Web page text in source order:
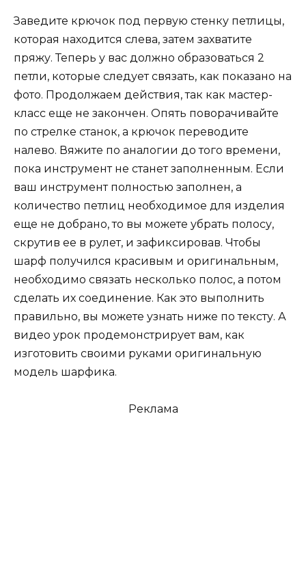
Заведите крючок под первую стенку петлицы,
которая находится слева, затем захватите
пряжу. Теперь у вас должно образоваться 2
петли, которые следует связать, как показано на
фото. Продолжаем действия, так как мастер-
класс еще не закончен. Опять поворачивайте
по стрелке станок, а крючок переводите
налево. Вяжите по аналогии до того времени,
пока инструмент не станет заполненным. Если
ваш инструмент полностью заполнен, а
количество петлиц необходимое для изделия
еще не добрано, то вы можете убрать полосу,
скрутив ее в рулет, и зафиксировав. Чтобы
шарф получился красивым и оригинальным,
необходимо связать несколько полос, а потом
сделать их соединение. Как это выполнить
правильно, вы можете узнать ниже по тексту. А
видео урок продемонстрирует вам, как
изготовить своими руками оригинальную
модель шарфика.
Реклама